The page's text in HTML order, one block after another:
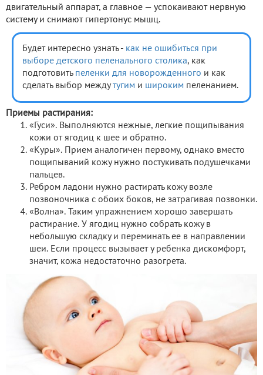
двигательный аппарат, а главное — успокаивают нервную
систему и снимают гипертонус мышц.
Будет интересно узнать - как не ошибиться при
выборе детского пеленального столика, как
подготовить пеленки для новорожденного и как
сделать выбор междутугим и широким пеленанием.
Приемы растирания:
«Гуси». Выполняются нежные, легкие пощипывания
кожи от ягодиц к шее и обратно.
«Куры». Прием аналогичен первому, однако вместо
пощипываний кожу нужно постукивать подушечками
пальцев.
Ребром ладони нужно растирать кожу возле
позвоночника с обоих боков, не затрагивая позвонки.
«Волна». Таким упражнением хорошо завершать
растирание. У ягодиц нужно собрать кожу в
небольшую складку и переминать ее в направлении
шеи. Если процесс вызывает у ребенка дискомфорт,
значит, кожа недостаточно разогрета.